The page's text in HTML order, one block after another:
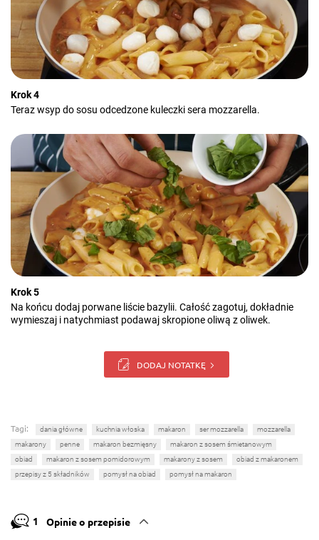
Krok 4
Teraz wsyp do sosu odcedzone kuleczki sera mozzarella.
Krok 5
Na końcu dodaj porwane liście bazylii. Całość zagotuj, dokładnie
wymieszaj i natychmiast podawaj skropione oliwą z oliwek.
DODAJ NOTATKĘ
Tagi: dania główne kuchnia włoska makaron ser mozzarella
mozzarella
makarony
penne makaron bezmięsny
makaron z sosem śmietanowym
obiad
makaron z sosem pomidorowym makarony z sosem
obiad z makaronem
przepisy z 5 składników
pomysł na obiad pomysł na makaron
1 Opinie o przepisie